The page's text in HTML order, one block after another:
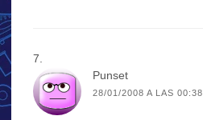
Punset
28/01/2008 A LAS 00:38